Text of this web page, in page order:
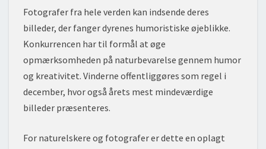
Fotografer fra hele verden kan indsende deres
billeder, der fanger dyrenes humoristiske øjeblikke.
Konkurrencen har til formål at øge
opmærksomheden på naturbevarelse gennem humor
og kreativitet. Vinderne offentliggøres som regel i
december, hvor også årets mest mindeværdige
billeder præsenteres.
For naturelskere og fotografer er dette en oplagt